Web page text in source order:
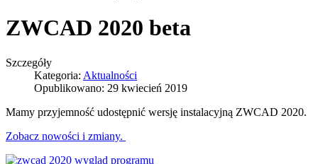
ZWCAD 2020 beta
Szczegóły
Kategoria: Aktualności
Opublikowano: 29 kwiecień 2019
Mamy przyjemność udostępnić wersję instalacyjną ZWCAD 2020.
Zobacz nowości i zmiany.